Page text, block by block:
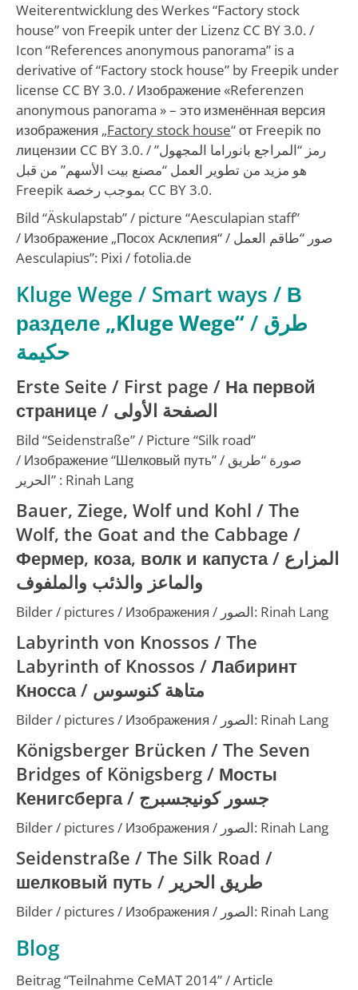
Weiterentwicklung des Werkes “Factory stock
house” von Freepik unter der Lizenz CC BY 3.0. /
Icon “References anonymous panorama” is a
derivative of “Factory stock house” by Freepik under
license CC BY 3.0. / Изображение «Referenzen
anonymous panorama » – это изменённая версия
изображения „Factory stock house“ от Freepik по
лицензии CC BY 3.0. /رمز “المراجع بانوراما المجهول”
هو مزيد من تطوير العمل “مصنع بيت الأسهم” من قبل
Freepik بموجب رخصة CC BY 3.0.
Bild “Äskulapstab” / picture “Aesculapian staff”
/ Изображение „Посох Асклепия“ / صور “طاقم العمل
Aesculapius”: Pixi / fotolia.de
Kluge Wege / Smart ways / В
разделе „Kluge Wege“/ طرق
حكيمة
Erste Seite / First page / На первой
странице / الصفحة الأولى
Bild “Seidenstraße” / Picture “Silk road”
/ Изображение “Шелковый путь”/ صورة “طريق
الحرير” : Rinah Lang
Bauer, Ziege, Wolf und Kohl / The
Wolf, the Goat and the Cabbage /
Фермер, коза, волк и капуста/ المزارع
والماعز والذئب والملفوف
Bilder / pictures / Изображения / الصور: Rinah Lang
Labyrinth von Knossos / The
Labyrinth of Knossos / Лабиринт
Кносса/ متاهة كنوسوس
Bilder / pictures / Изображения / الصور: Rinah Lang
Königsberger Brücken / The Seven
Bridges of Königsberg / Мосты
Кенигсберга/ جسور كونيجسبرج
Bilder / pictures / Изображения / الصور: Rinah Lang
Seidenstraße / The Silk Road /
шелковый путь / طريق الحرير
Bilder / pictures / Изображения / الصور: Rinah Lang
Blog
Beitrag “Teilnahme CeMAT 2014” /Article